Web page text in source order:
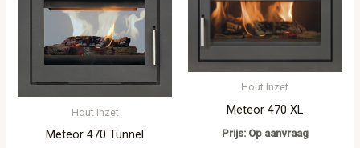
Hout Inzet
Meteor 470 Tunnel
Hout Inzet
Meteor 470 XL
Prijs: Op aanvraag